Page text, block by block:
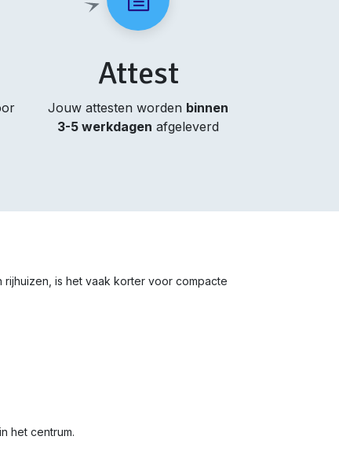
Attest
Jouw attesten worden binnen
3-5 werkdagen afgeleverd
rijhuizen, is het vaak korter voor compacte
het centrum.